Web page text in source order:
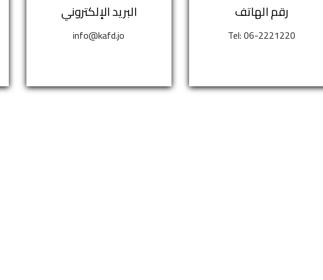
رقم الهاتف
Tel: 06-2221220
البريد الإلكتروني
info@kafd.jo